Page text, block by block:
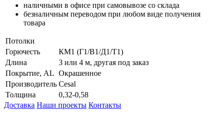
наличными в офисе при самовывозе со склада
безналичным переводом при любом виде получения
товара
Потолки
Горючесть
КМ1 (Г1/В1/Д1/Т1)
Длина
3 или 4 м, другая под заказ
Покрытие, AL Окрашенное
Производитель Cesal
Толщина
0,32-0,58
Доставка Наши проекты Контакты